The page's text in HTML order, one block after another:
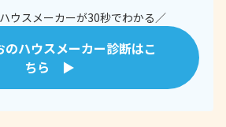
ウスメーカーが30秒でわかる／
のハウスメーカー診断はこ
ちら ▶